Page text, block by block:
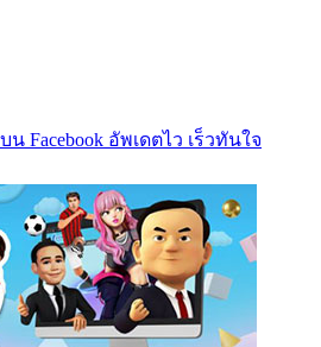
Facebook อัพเดตไว เร็วทันใจ